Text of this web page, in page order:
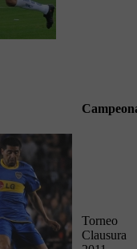
Torneo
Clausura